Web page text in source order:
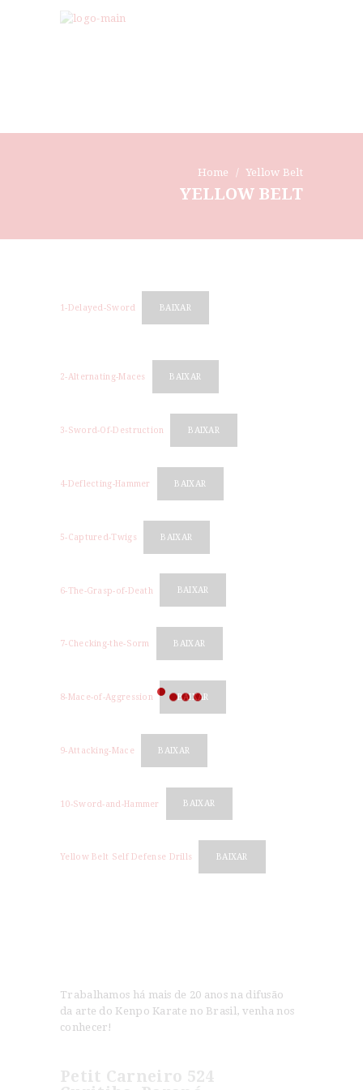
Home Yellow Belt
YELLOW BELT
1-Delayed-Sword BAIXAR
2-Alternating-Maces BAIXAR
3-Sword-Of-Destruction BAIXAR
4-Deflecting-Hammer BAIXAR
5-Captured-Twigs BAIXAR
6-The-Grasp-of-Death BAIXAR
7-Checking-the-Sorm BAIXAR
8-Mace-of-Aggression BAIXAR
9-Attacking-Mace BAIXAR
10-Sword-and-Hammer BAIXAR
Yellow Belt Self Defense Drills BAIXAR
Trabalhamos há mais de 20 anos na difusão
da arte do Kenpo Karate no Brasil, venha nos
conhecer!
Petit Carneiro 524